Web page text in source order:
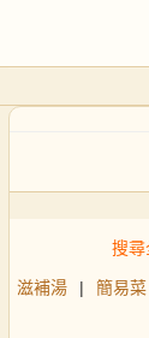
搜尋
滋補湯 | 簡易菜